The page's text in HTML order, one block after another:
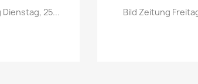
25... 
Bild Zeitung